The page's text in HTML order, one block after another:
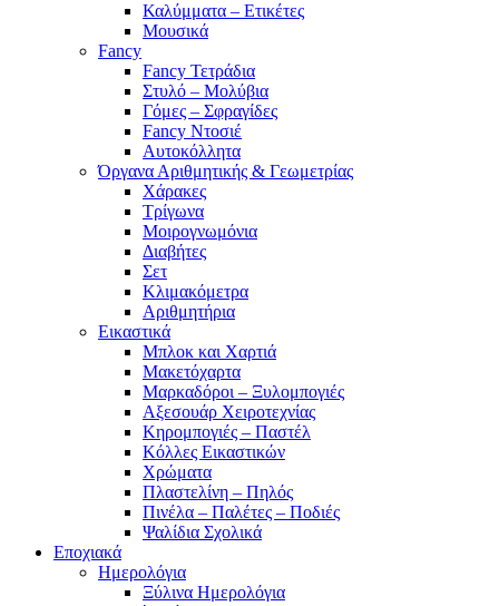
Καλύμματα – Ετικέτες
Μουσικά
Fancy
Fancy Τετράδια
Στυλό – Μολύβια
Γόμες – Σφραγίδες
Fancy Ντοσιέ
Αυτοκόλλητα
Όργανα Αριθμητικής & Γεωμετρίας
Χάρακες
Τρίγωνα
Mοιρογνωμόνια
Διαβήτες
Σετ
Κλιμακόμετρα
Αριθμητήρια
Εικαστικά
Μπλοκ και Χαρτιά
Μακετόχαρτα
Μαρκαδόροι – Ξυλομπογιές
Αξεσουάρ Χειροτεχνίας
Κηρομπογιές – Παστέλ
Κόλλες Εικαστικών
Χρώματα
Πλαστελίνη – Πηλός
Πινέλα – Παλέτες – Ποδιές
Ψαλίδια Σχολικά
Εποχιακά
Ημερολόγια
Ξύλινα Ημερολόγια